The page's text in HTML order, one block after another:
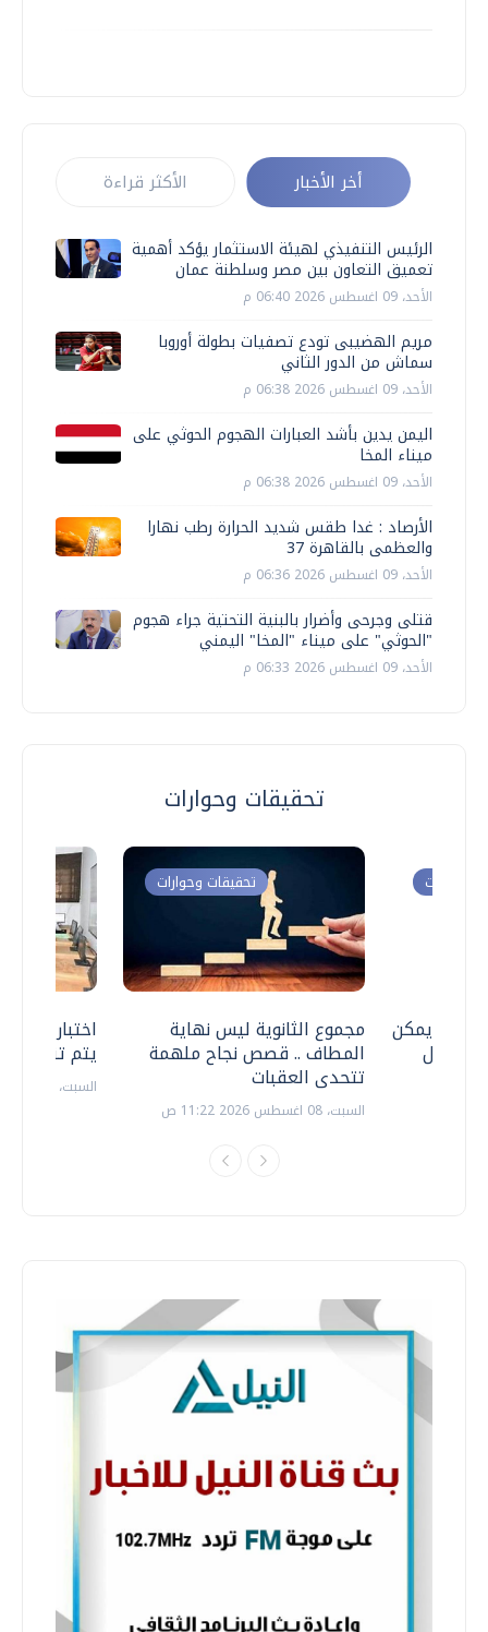
أخر الأخبار الأكثر قراءة
الرئيس التنفيذي لهيئة الاستثمار يؤكد أهمية
تعميق التعاون بين مصر وسلطنة عمان
الأحد، 09 اغسطس 2026 06:40 م
مريم الهضيبى تودع تصفيات بطولة أوروبا
سماش من الدور الثاني
الأحد، 09 اغسطس 2026 06:38 م
اليمن يدين بأشد العبارات الهجوم الحوثي على
ميناء المخا
الأحد، 09 اغسطس 2026 06:38 م
الأرصاد : غدا طقس شديد الحرارة رطب نهارا
والعظمى بالقاهرة 37
الأحد، 09 اغسطس 2026 06:36 م
قتلى وجرحى وأضرار بالبنية التحتية جراء هجوم
"الحوثي" على ميناء "المخا" اليمني
الأحد، 09 اغسطس 2026 06:33 م
تحقيقات وحوارات
اختبارات
يتم
السبت، 18 يوليو 2026 09:22 ص
تحقيقات وحوارات
مجموع الثانوية ليس نهاية
المطاف .. قصص نجاح ملهمة
تتحدى العقبات
السبت، 08 اغسطس 2026 11:22 ص
وحوارات
.. هل يمكن
نتعامل